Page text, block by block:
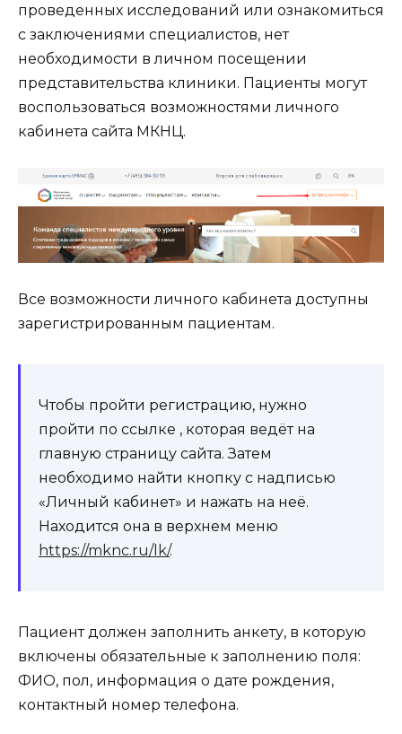
проведенных исследований или ознакомиться
с заключениями специалистов, нет
необходимости в личном посещении
представительства клиники. Пациенты могут
воспользоваться возможностями личного
кабинета сайта МКНЦ.
Все возможности личного кабинета доступны
зарегистрированным пациентам.
Чтобы пройти регистрацию, нужно
пройти по ссылке , которая ведёт на
главную страницу сайта. Затем
необходимо найти кнопку с надписью
«Личный кабинет» и нажать на неё.
Находится она в верхнем меню
https://mknc.ru/lk/.
Пациент должен заполнить анкету, в которую
включены обязательные к заполнению поля:
ФИО, пол, информация о дате рождения,
контактный номер телефона.